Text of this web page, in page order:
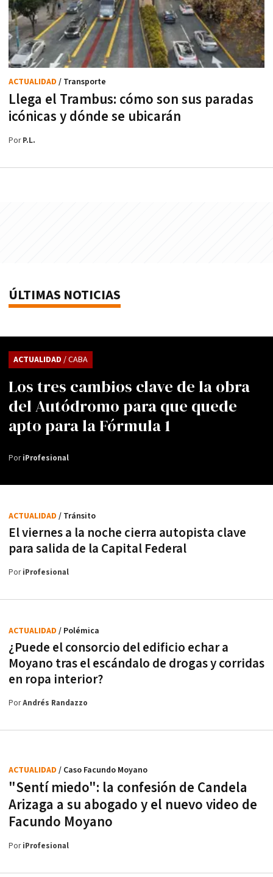
Llega el Trambus: cómo son sus paradas
icónicas y dónde se ubicarán
ACTUALIDAD / Transporte
PorP.L.
ÚLTIMAS NOTICIAS
Los tres cambios clave de la obra
del Autódromo para que quede
apto para la Fórmula 1
ACTUALIDAD / CABA
PoriProfesional
El viernes a la noche cierra autopista clave
para salida de la Capital Federal
ACTUALIDAD / Tránsito
PoriProfesional
¿Puede el consorcio del edificio echar a
Moyano tras el escándalo de drogas y corridas
en ropa interior?
ACTUALIDAD / Polémica
PorAndrés Randazzo
"Sentí miedo": la confesión de Candela
Arizaga a su abogado y el nuevo video de
Facundo Moyano
ACTUALIDAD / Caso Facundo Moyano
PoriProfesional